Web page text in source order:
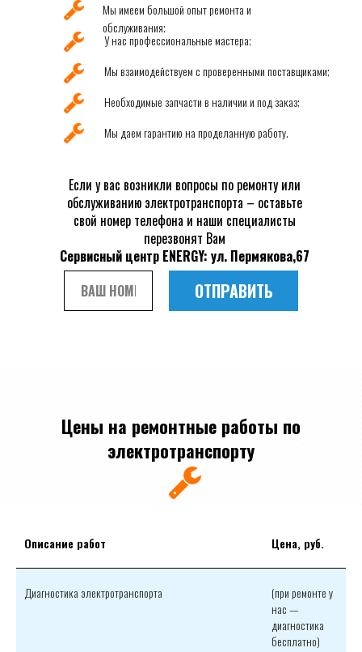
Мы имеем большой опыт ремонта и
обслуживания;
У нас профессиональные мастера;
Мы взаимодействуем с проверенными поставщиками;
Необходимые запчасти в наличии и под заказ;
Мы даем гарантию на проделанную работу.
Если у вас возникли вопросы по ремонту или
обслуживанию электротранспорта – оставьте
свой номер телефона и наши специалисты
перезвонят Вам
Cервисный центр ENERGY: ул. Пермякова,67
ОТПРАВИТЬ
Цены на ремонтные работы по
электротранспорту
Описание работ Цена, руб.
Диагностика электротранспорта
(при ремонте у
нас —
диагностика
бесплатно)